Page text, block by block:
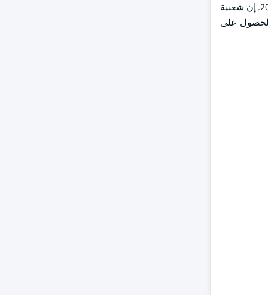
ومن المتوقع أن تتوسع سوق مستخرجات الشاي من قطاع المشروبات الغذائية بنسبة 4.3 في المائة من الناتج المحلي الإجمالي حتى عام 2032. إن شعبية
على